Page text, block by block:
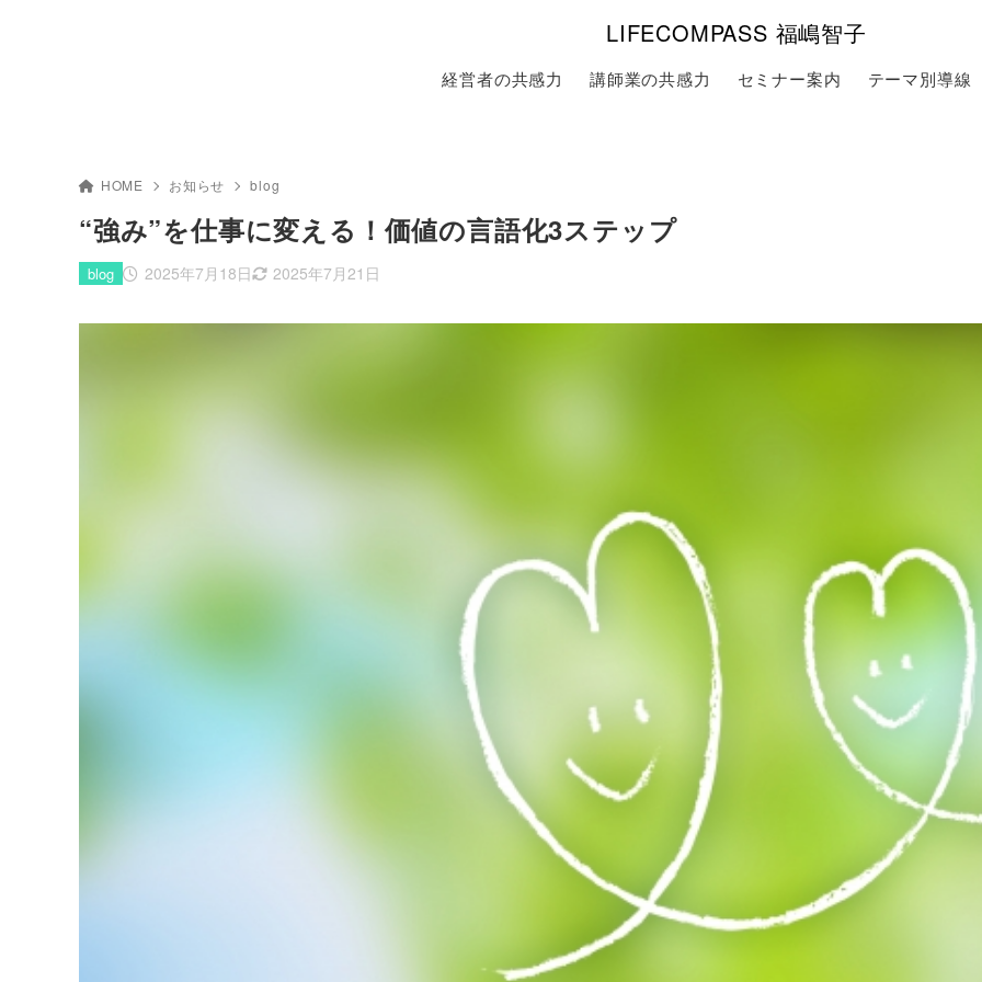
LIFECOMPASS 福嶋智子
経営者の共感力 講師業の共感力 セミナー案内 テーマ別導線
HOME お知らせ blog
“強み”を仕事に変える！価値の言語化3ステップ
2025年7月18日 2025年7月21日
blog